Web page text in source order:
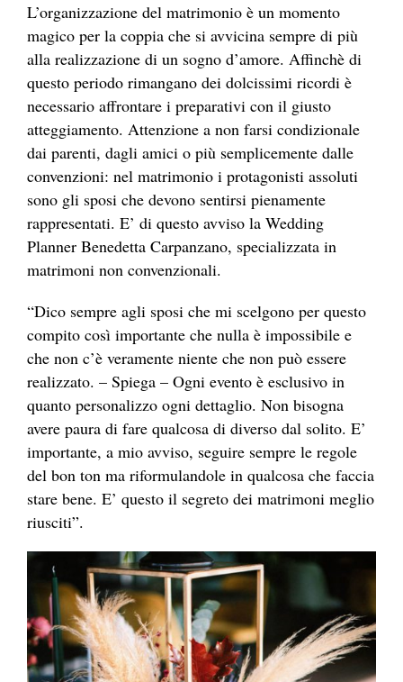
L’organizzazione del matrimonio è un momento
magico per la coppia che si avvicina sempre di più
alla realizzazione di un sogno d’amore. Affinchè di
questo periodo rimangano dei dolcissimi ricordi è
necessario affrontare i preparativi con il giusto
atteggiamento. Attenzione a non farsi condizionale
dai parenti, dagli amici o più semplicemente dalle
convenzioni: nel matrimonio i protagonisti assoluti
sono gli sposi che devono sentirsi pienamente
rappresentati. E’ di questo avviso la Wedding
Planner Benedetta Carpanzano, specializzata in
matrimoni non convenzionali.
“Dico sempre agli sposi che mi scelgono per questo
compito così importante che nulla è impossibile e
che non c’è veramente niente che non può essere
realizzato. – Spiega – Ogni evento è esclusivo in
quanto personalizzo ogni dettaglio. Non bisogna
avere paura di fare qualcosa di diverso dal solito. E’
importante, a mio avviso, seguire sempre le regole
del bon ton ma riformulandole in qualcosa che faccia
stare bene. E’ questo il segreto dei matrimoni meglio
riusciti”.